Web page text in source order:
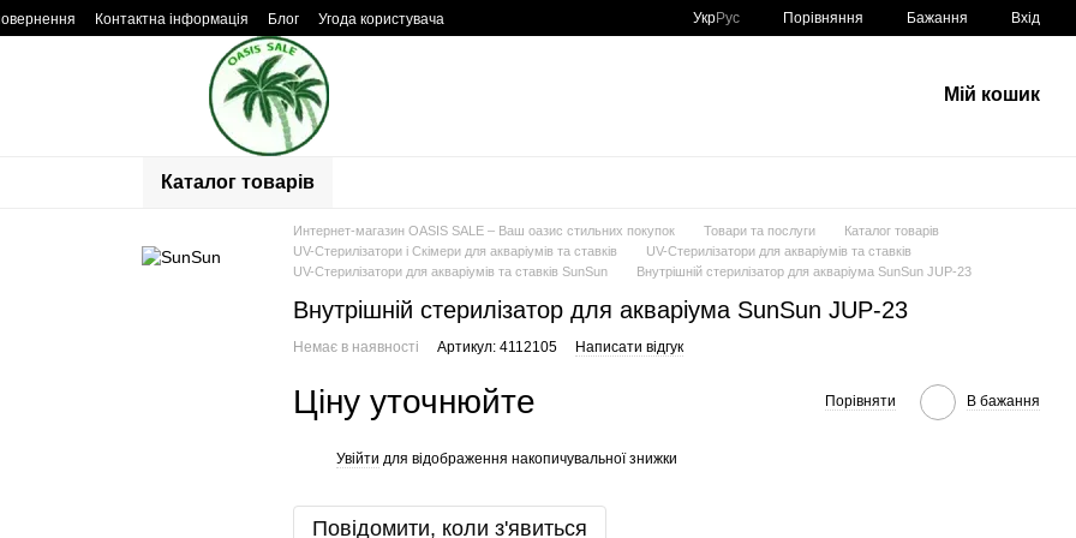
Контактна інформація Блог
Угода користувача
УкрРус Порівняння Бажання Вхід
Мій кошик
Каталог товарів
Интернет-магазин OASIS SALE – Ваш оазис стильних покупок Товари та послуги
Каталог товарів
UV-Стерилізатори і Скімери для акваріумів та ставків
UV-Стерилізатори для акваріумів та ставків
UV-Стерилізатори для акваріумів та ставків SunSun
Внутрішній стерилізатор для акваріума SunSun JUP-23
Внутрішній стерилізатор для акваріума SunSun JUP-23
Немає в наявності Артикул: 4112105 Написати відгук
Ціну уточнюйте Порівняти В бажання
Увійти для відображення накопичувальної знижки
Повідомити, коли з'явиться